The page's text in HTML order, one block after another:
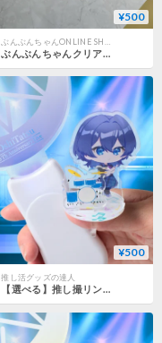
¥500
ぶんぶんちゃんクリアファイル
¥500
推し活グッズの達人
【選べる】推し撮リング ライブシリーズ ドラム 全9色